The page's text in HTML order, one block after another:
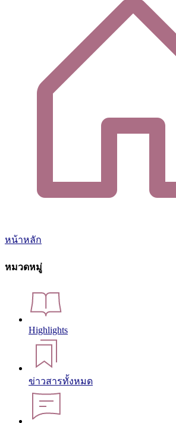
หน้าหลัก
หมวดหมู่
Highlights
ข่าวสารทั้งหมด